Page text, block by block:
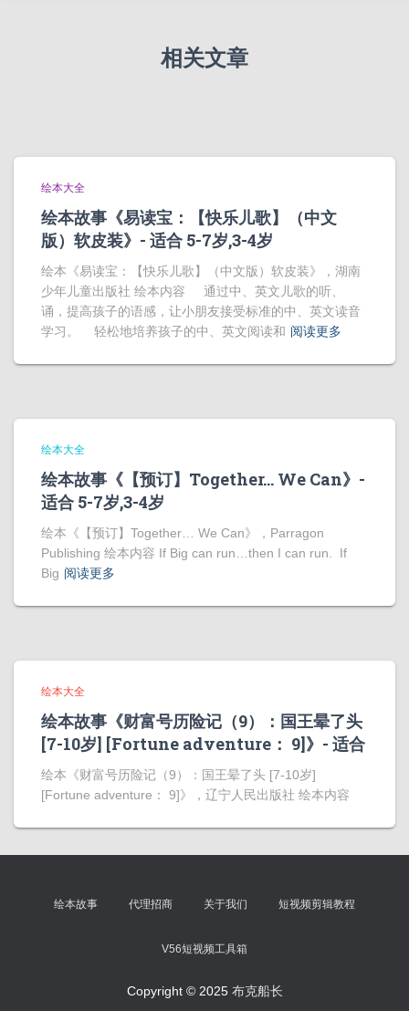
相关文章
绘本大全
绘本故事《易读宝：【快乐儿歌】（中文
版）软皮装》- 适合 5-7岁,3-4岁
绘本《易读宝：【快乐儿歌】（中文版）软皮装》，湖南
少年儿童出版社 绘本内容 通过中、英文儿歌的听、
诵，提高孩子的语感，让小朋友接受标准的中、英文读音
学习。 轻松地培养孩子的中、英文阅读和 阅读更多
绘本大全
绘本故事《【预订】Together… We Can》-
适合 5-7岁,3-4岁
绘本《【预订】Together… We Can》，Parragon
Publishing 绘本内容 If Big can run…then I can run. If
Big 阅读更多
绘本大全
绘本故事《财富号历险记（9）：国王晕了头
[7-10岁] [Fortune adventure： 9]》- 适合
绘本《财富号历险记（9）：国王晕了头 [7-10岁]
[Fortune adventure： 9]》，辽宁人民出版社 绘本内容
绘本故事 代理招商 关于我们 短视频剪辑教程
V56短视频工具箱
Copyright © 2025 布克船长